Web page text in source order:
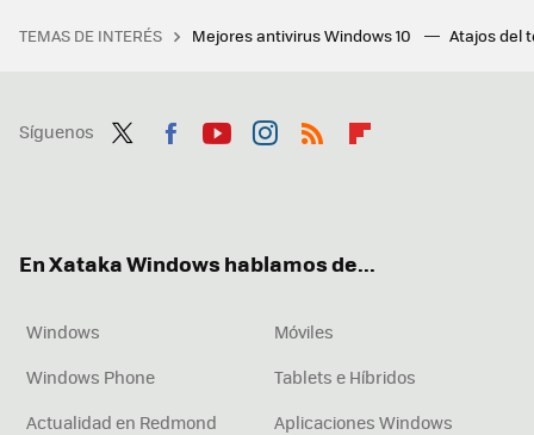
TEMAS DE INTERÉS Mejores antivirus Windows 10 Atajos del
Síguenos
En Xataka Windows hablamos de...
Windows
Móviles
Windows Phone
Tablets e Híbridos
Actualidad en Redmond
Aplicaciones Windows